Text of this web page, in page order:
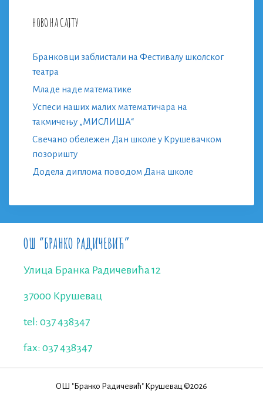
НОВО НА САЈТУ
Бранковци заблистали на Фестивалу школског
театра
Младе наде математике
Успеси наших малих математичара на
такмичењу „МИСЛИША“
Свечано обележен Дан школе у Крушевачком
позоришту
Додела диплома поводом Дана школе
ОШ “БРАНКО РАДИЧЕВИЋ”
Улица Бранка Радичевића 12
37000 Крушевац
tel: 037 438347
fax: 037 438347
ОШ "Бранко Радичевић" Крушевац ©2026